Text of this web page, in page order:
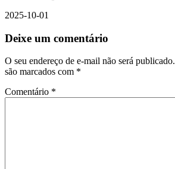
2025-10-01
Deixe um comentário
O seu endereço de e-mail não será publicado.
são marcados com *
Comentário *